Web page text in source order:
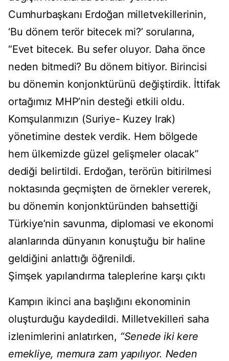
Cumhurbaşkanı Erdoğan milletvekillerinin,
‘Bu dönem terör bitecek mi?’ sorularına,
“Evet bitecek. Bu sefer oluyor. Daha önce
neden bitmedi? Bu dönem bitiyor. Birincisi
bu dönemin konjonktürünü değiştirdik. İttifak
ortağımız MHP’nin desteği etkili oldu.
Komşularımızın (Suriye- Kuzey Irak)
yönetimine destek verdik. Hem bölgede
hem ülkemizde güzel gelişmeler olacak”
dediği belirtildi. Erdoğan, terörün bitirilmesi
noktasında geçmişten de örnekler vererek,
bu dönemin konjonktüründen bahsettiği
Türkiye’nin savunma, diplomasi ve ekonomi
alanlarında dünyanın konuştuğu bir haline
geldiğini anlattığı öğrenildi.
Şimşek yapılandırma taleplerine karşı çıktı
Kampın ikinci ana başlığını ekonominin
oluşturduğu kaydedildi. Milletvekilleri saha
izlenimlerini anlatırken, “Senede iki kere
emekliye, memura zam yapılıyor. Neden